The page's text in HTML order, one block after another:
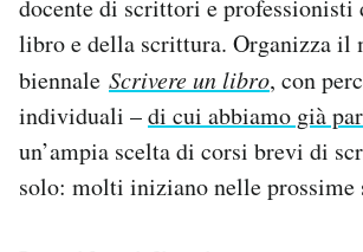
docente di scrittori e professionisti
libro e della scrittura. Organizza il
biennale Scrivere un libro, con
individuali –di cui abbiamo già
un’ampia scelta di corsi brevi di
solo: molti iniziano nelle prossime